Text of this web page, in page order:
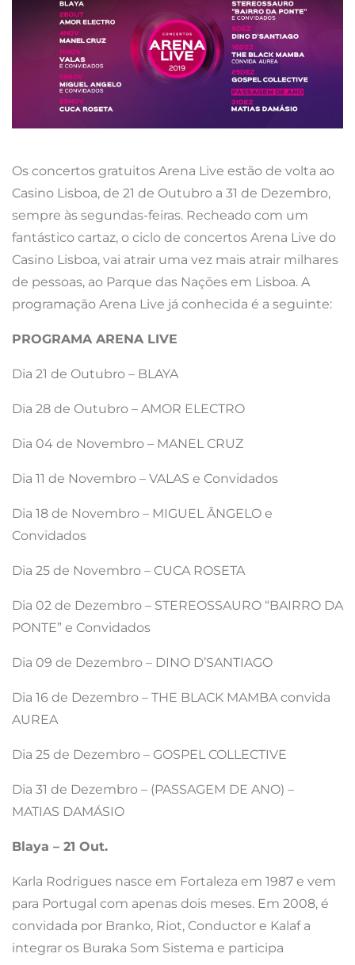
Os concertos gratuitos Arena Live estão de volta ao
Casino Lisboa, de 21 de Outubro a 31 de Dezembro,
sempre às segundas-feiras. Recheado com um
fantástico cartaz, o ciclo de concertos Arena Live do
Casino Lisboa, vai atrair uma vez mais atrair milhares
de pessoas, ao Parque das Nações em Lisboa. A
programação Arena Live já conhecida é a seguinte:
PROGRAMA ARENA LIVE
Dia 21 de Outubro – BLAYA
Dia 28 de Outubro – AMOR ELECTRO
Dia 04 de Novembro – MANEL CRUZ
Dia 11 de Novembro – VALAS e Convidados
Dia 18 de Novembro – MIGUEL ÂNGELO e
Convidados
Dia 25 de Novembro – CUCA ROSETA
Dia 02 de Dezembro – STEREOSSAURO “BAIRRO DA
PONTE” e Convidados
Dia 09 de Dezembro – DINO D’SANTIAGO
Dia 16 de Dezembro – THE BLACK MAMBA convida
AUREA
Dia 25 de Dezembro – GOSPEL COLLECTIVE
Dia 31 de Dezembro – (PASSAGEM DE ANO) –
MATIAS DAMÁSIO
Blaya – 21 Out.
Karla Rodrigues nasce em Fortaleza em 1987 e vem
para Portugal com apenas dois meses. Em 2008, é
convidada por Branko, Riot, Conductor e Kalaf a
integrar os Buraka Som Sistema e participa